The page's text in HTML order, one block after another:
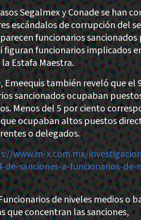
Segalmex y Conade se han
escándalos de corrupción del
funcionarios sancionados
figuran funcionarios implicados
Estafa Maestra.
Emeequis también reveló que el
sancionados ocupaban
Menos del 5 por ciento
ocupaban altos puestos
o delegados.
www.m-x.com.mx/
de-sanciones-a-funcionarios-
de niveles medios o
que concentran las sanciones,